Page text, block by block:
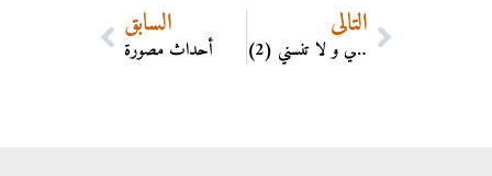
السابق
أحداث مصورة
التالي
أذكرني و لا تنسني (2)